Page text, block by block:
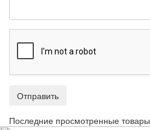
Отправить
Последние просмотренные товары